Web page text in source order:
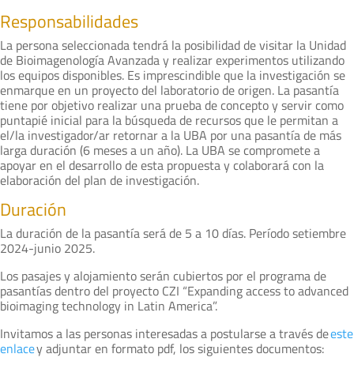
Responsabilidades
La persona seleccionada tendrá la posibilidad de visitar la Unidad
de Bioimagenología Avanzada y realizar experimentos utilizando
los equipos disponibles. Es imprescindible que la investigación se
enmarque en un proyecto del laboratorio de origen. La pasantía
tiene por objetivo realizar una prueba de concepto y servir como
puntapié inicial para la búsqueda de recursos que le permitan a
el/la investigador/ar retornar a la UBA por una pasantía de más
larga duración (6 meses a un año). La UBA se compromete a
apoyar en el desarrollo de esta propuesta y colaborará con la
elaboración del plan de investigación.
Duración
La duración de la pasantía será de 5 a 10 días. Período setiembre
2024-junio 2025.
Los pasajes y alojamiento serán cubiertos por el programa de
pasantías dentro del proyecto CZI “Expanding access to advanced
bioimaging technology in Latin America”.
Invitamos a las personas interesadas a postularse a través deeste
enlacey adjuntar en formato pdf, los siguientes documentos: